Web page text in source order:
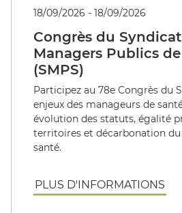
18/09/2026 - 18/09/2026
Congrès du
Managers Publics
(SMPS)
Participez au 78e Congrès du
enjeux des manageurs de
évolution des statuts, égalité
territoires et décarbonation
santé.
PLUS D'INFORMATIONS